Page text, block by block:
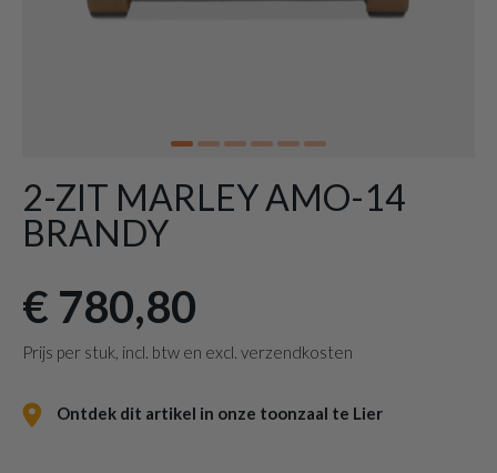
2-ZIT MARLEY AMO-14
BRANDY
€ 780,80
Prijs per stuk, incl. btw en excl. verzendkosten
Ontdek dit artikel in onze toonzaal te Lier